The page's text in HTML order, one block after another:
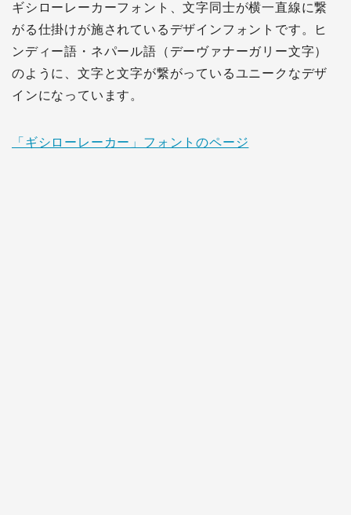
ギシローレーカーフォント、文字同士が横一直線に繋
がる仕掛けが施されているデザインフォントです。ヒ
ンディー語・ネパール語（デーヴァナーガリー文字）
のように、文字と文字が繋がっているユニークなデザ
インになっています。
「ギシローレーカー」フォントのページ